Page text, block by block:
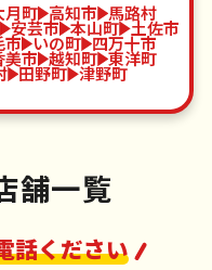
月町 高知市 馬路村
安芸市 本山町 土佐市
市 いの町 四万十市
美市 越知町 東洋町
田野町 津野町
舗一覧
話ください